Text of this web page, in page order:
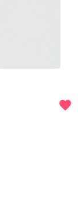
favorite